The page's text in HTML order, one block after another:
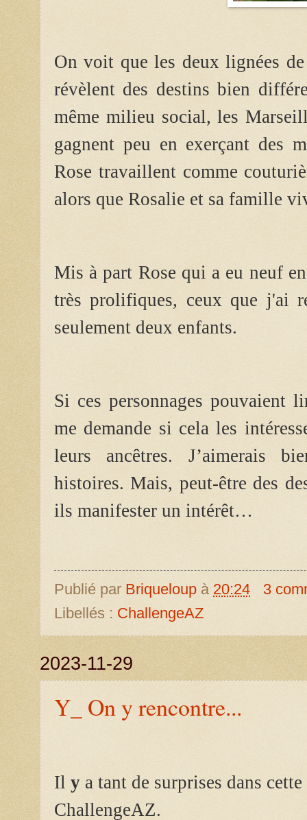
On voit que les deux lignées
révèlent des destins bien
même milieu social, les
gagnent peu en exerçant des
Rose travaillent comme
alors que Rosalie et sa famille
Mis à part Rose qui a eu neuf
très prolifiques, ceux que j'ai
seulement deux enfants.
Si ces personnages pouvaient
me demande si cela les
leurs ancêtres. J’aimerais
histoires. Mais, peut-être des
ils manifester un intérêt…
Publié par Briqueloup à 20:24
3
Libellés : ChallengeAZ
2023-11-29
Y_ On y rencontre...
Il y a tant de surprises dans
ChallengeAZ.